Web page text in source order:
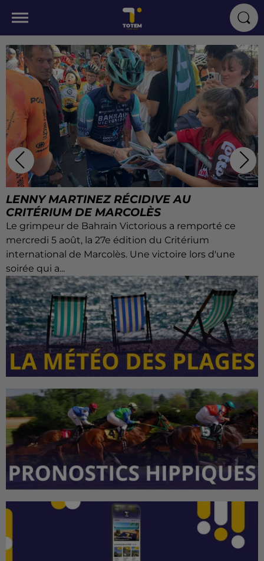
CASERNE DÉTRUITE, VÉHICULES BRÛLÉS :
COMMENT LES POMPIERS DE...
Le samedi 25 juillet 2026, le centre de secours de
Castelnau-de-Montmiral (Tarn) a été entièrement
détruit par un incendie. Près de deux semaines après
le...